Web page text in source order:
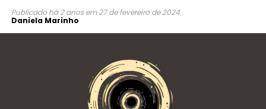
Publicado há 2 anos em 27 de fevereiro de 2024
Daniela Marinho